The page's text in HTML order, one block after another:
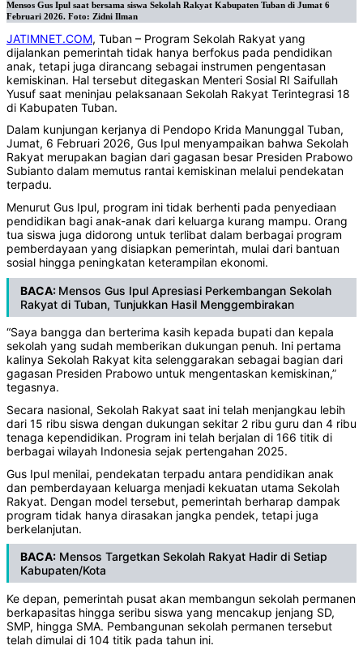
Mensos Gus Ipul saat bersama siswa Sekolah Rakyat Kabupaten Tuban di Jumat 6
Februari 2026. Foto: Zidni Ilman
JATIMNET.COM, Tuban – Program Sekolah Rakyat yang
dijalankan pemerintah tidak hanya berfokus pada pendidikan
anak, tetapi juga dirancang sebagai instrumen pengentasan
kemiskinan. Hal tersebut ditegaskan Menteri Sosial RI Saifullah
Yusuf saat meninjau pelaksanaan Sekolah Rakyat Terintegrasi 18
di Kabupaten Tuban.
Dalam kunjungan kerjanya di Pendopo Krida Manunggal Tuban,
Jumat, 6 Februari 2026, Gus Ipul menyampaikan bahwa Sekolah
Rakyat merupakan bagian dari gagasan besar Presiden Prabowo
Subianto dalam memutus rantai kemiskinan melalui pendekatan
terpadu.
Menurut Gus Ipul, program ini tidak berhenti pada penyediaan
pendidikan bagi anak-anak dari keluarga kurang mampu. Orang
tua siswa juga didorong untuk terlibat dalam berbagai program
pemberdayaan yang disiapkan pemerintah, mulai dari bantuan
sosial hingga peningkatan keterampilan ekonomi.
BACA: Mensos Gus Ipul Apresiasi Perkembangan Sekolah
Rakyat di Tuban, Tunjukkan Hasil Menggembirakan
“Saya bangga dan berterima kasih kepada bupati dan kepala
sekolah yang sudah memberikan dukungan penuh. Ini pertama
kalinya Sekolah Rakyat kita selenggarakan sebagai bagian dari
gagasan Presiden Prabowo untuk mengentaskan kemiskinan,”
tegasnya.
Secara nasional, Sekolah Rakyat saat ini telah menjangkau lebih
dari 15 ribu siswa dengan dukungan sekitar 2 ribu guru dan 4 ribu
tenaga kependidikan. Program ini telah berjalan di 166 titik di
berbagai wilayah Indonesia sejak pertengahan 2025.
Gus Ipul menilai, pendekatan terpadu antara pendidikan anak
dan pemberdayaan keluarga menjadi kekuatan utama Sekolah
Rakyat. Dengan model tersebut, pemerintah berharap dampak
program tidak hanya dirasakan jangka pendek, tetapi juga
berkelanjutan.
BACA: Mensos Targetkan Sekolah Rakyat Hadir di Setiap
Kabupaten/Kota
Ke depan, pemerintah pusat akan membangun sekolah permanen
berkapasitas hingga seribu siswa yang mencakup jenjang SD,
SMP, hingga SMA. Pembangunan sekolah permanen tersebut
telah dimulai di 104 titik pada tahun ini.